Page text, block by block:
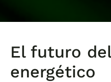
El futuro
energético